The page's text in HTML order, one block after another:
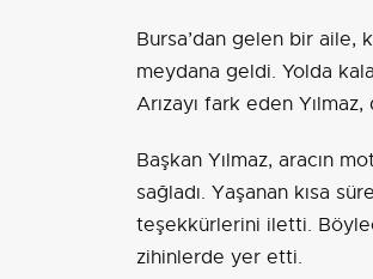
Bursa’dan gelen bir aile,
meydana geldi. Yolda
Arızayı fark eden
Başkan Yılmaz, aracın
sağladı. Yaşanan kısa
teşekkürlerini iletti.
zihinlerde yer etti.